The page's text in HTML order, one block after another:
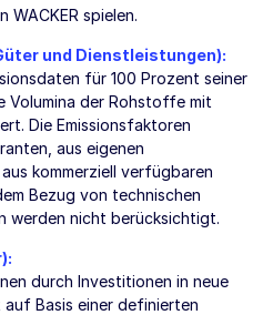
WACKER spielen.
und Dienstleistungen):
für 100 Prozent seiner
Volumina der Rohstoffe mit
Die Emissionsfaktoren
aus eigenen
kommerziell verfügbaren
Bezug von technischen
werden nicht berücksichtigt.
durch Investitionen in neue
Basis einer definierten